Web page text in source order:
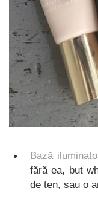
Bază
fără ea, but
de ten, sau o